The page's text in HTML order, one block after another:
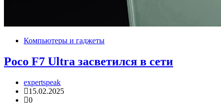
Компьютеры и гаджеты
Poco F7 Ultra засветился в сети
expertspeak
15.02.2025
0